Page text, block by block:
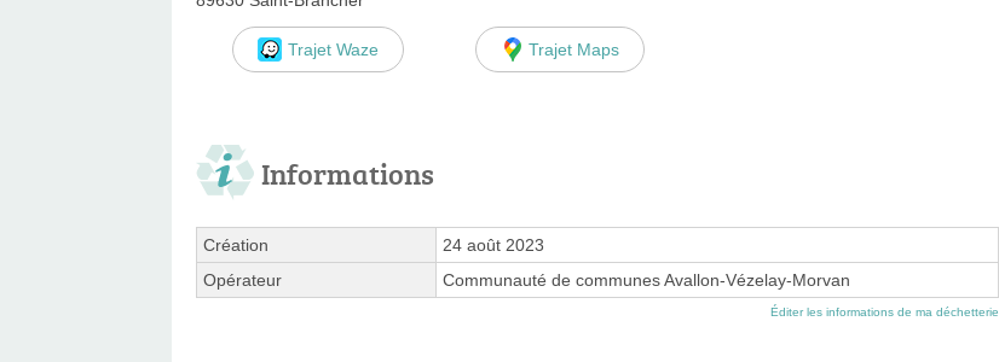
Trajet Waze Trajet Maps
Informations
Création
24 août 2023
Opérateur
Communauté de communes Avallon-Vézelay-Morvan
Éditer les informations de ma déchetterie